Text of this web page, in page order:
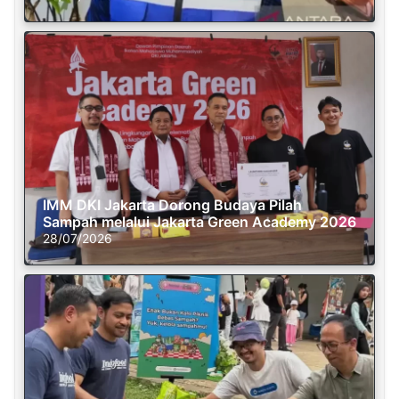
IMM DKI Jakarta Dorong Budaya Pilah
Sampah melalui Jakarta Green Academy 2026
28/07/2026